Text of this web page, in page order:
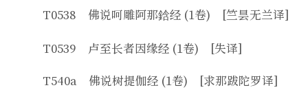
T0538 佛说呵雕阿那鋡经 (1卷) [竺昙无兰译]
T0539 卢至长者因缘经 (1卷) [失译]
T540a 佛说树提伽经 (1卷) [求那跋陀罗译]